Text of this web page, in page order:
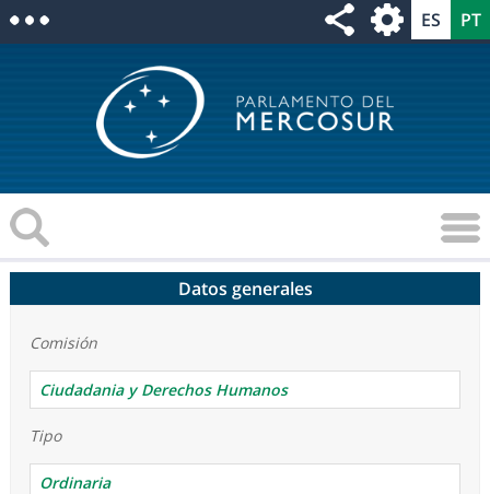
Datos generales
Comisión
Ciudadania y Derechos Humanos
Tipo
Ordinaria